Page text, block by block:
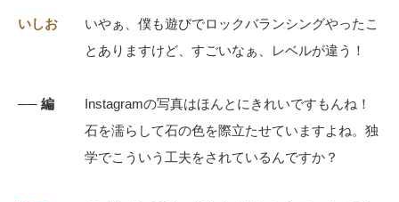
いしお
いやぁ、僕も遊びでロックバランシングやったこ
とありますけど、すごいなぁ、レベルが違う！
── 編
Instagramの写真はほんとにきれいですもんね！
石を濡らして石の色を際立たせていますよね。独
学でこういう工夫をされているんですか？